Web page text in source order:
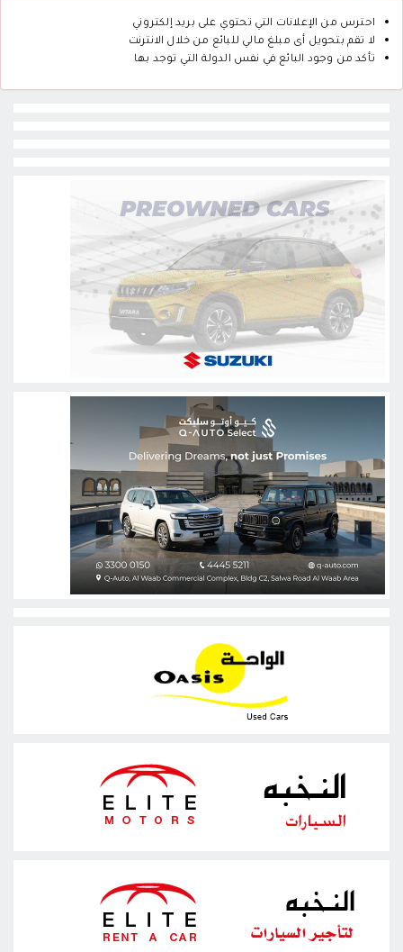
احترس من الإعلانات التي تحتوي على بريد إلكتروني
لا تقم بتحويل أى مبلغ مالي للبائع من خلال الانترنت
تأكد من وجود البائع في نفس الدولة التي توجد بها